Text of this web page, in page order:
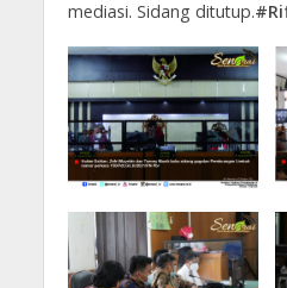
mediasi. Sidang ditutup.